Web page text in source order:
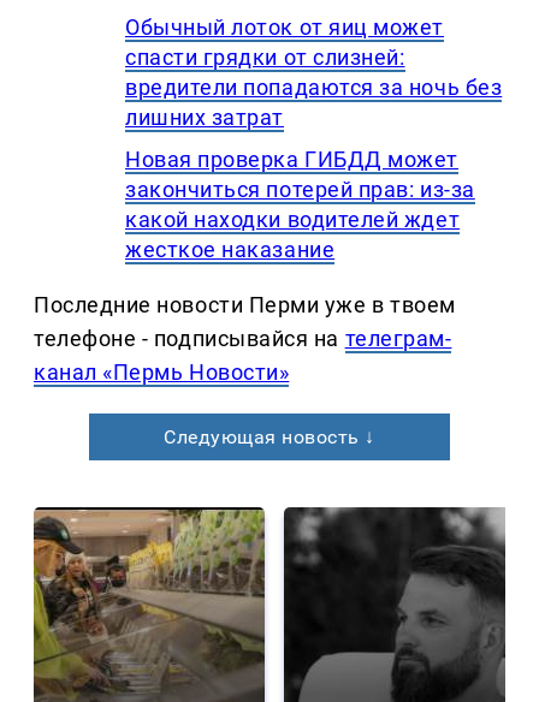
Обычный лоток от яиц может
спасти грядки от слизней:
вредители попадаются за ночь без
лишних затрат
Новая проверка ГИБДД может
закончиться потерей прав: из-за
какой находки водителей ждет
жесткое наказание
Последние новости Перми уже в твоем
телефоне - подписывайся на телеграм-
канал «Пермь Новости»
Следующая новость ↓